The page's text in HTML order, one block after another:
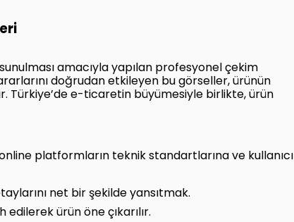
amacıyla yapılan profesyonel çekim
doğrudan etkileyen bu görseller, ürünün
Türkiye’de e-ticaretin büyümesiyle birlikte, ürün
platformların teknik standartlarına ve kullanıcı
net bir şekilde yansıtmak.
ürün öne çıkarılır.